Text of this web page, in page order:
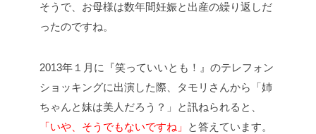
そうで、お母様は数年間妊娠と出産の繰り返しだ
ったのですね。
2013年１月に『笑っていいとも！』のテレフォン
ショッキングに出演した際、タモリさんから「姉
ちゃんと妹は美人だろう？」と訊ねられると、
「いや、そうでもないですね」
と答えています。